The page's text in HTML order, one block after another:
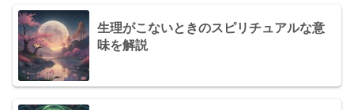
生理がこないときのスピリチュアルな意
味を解説